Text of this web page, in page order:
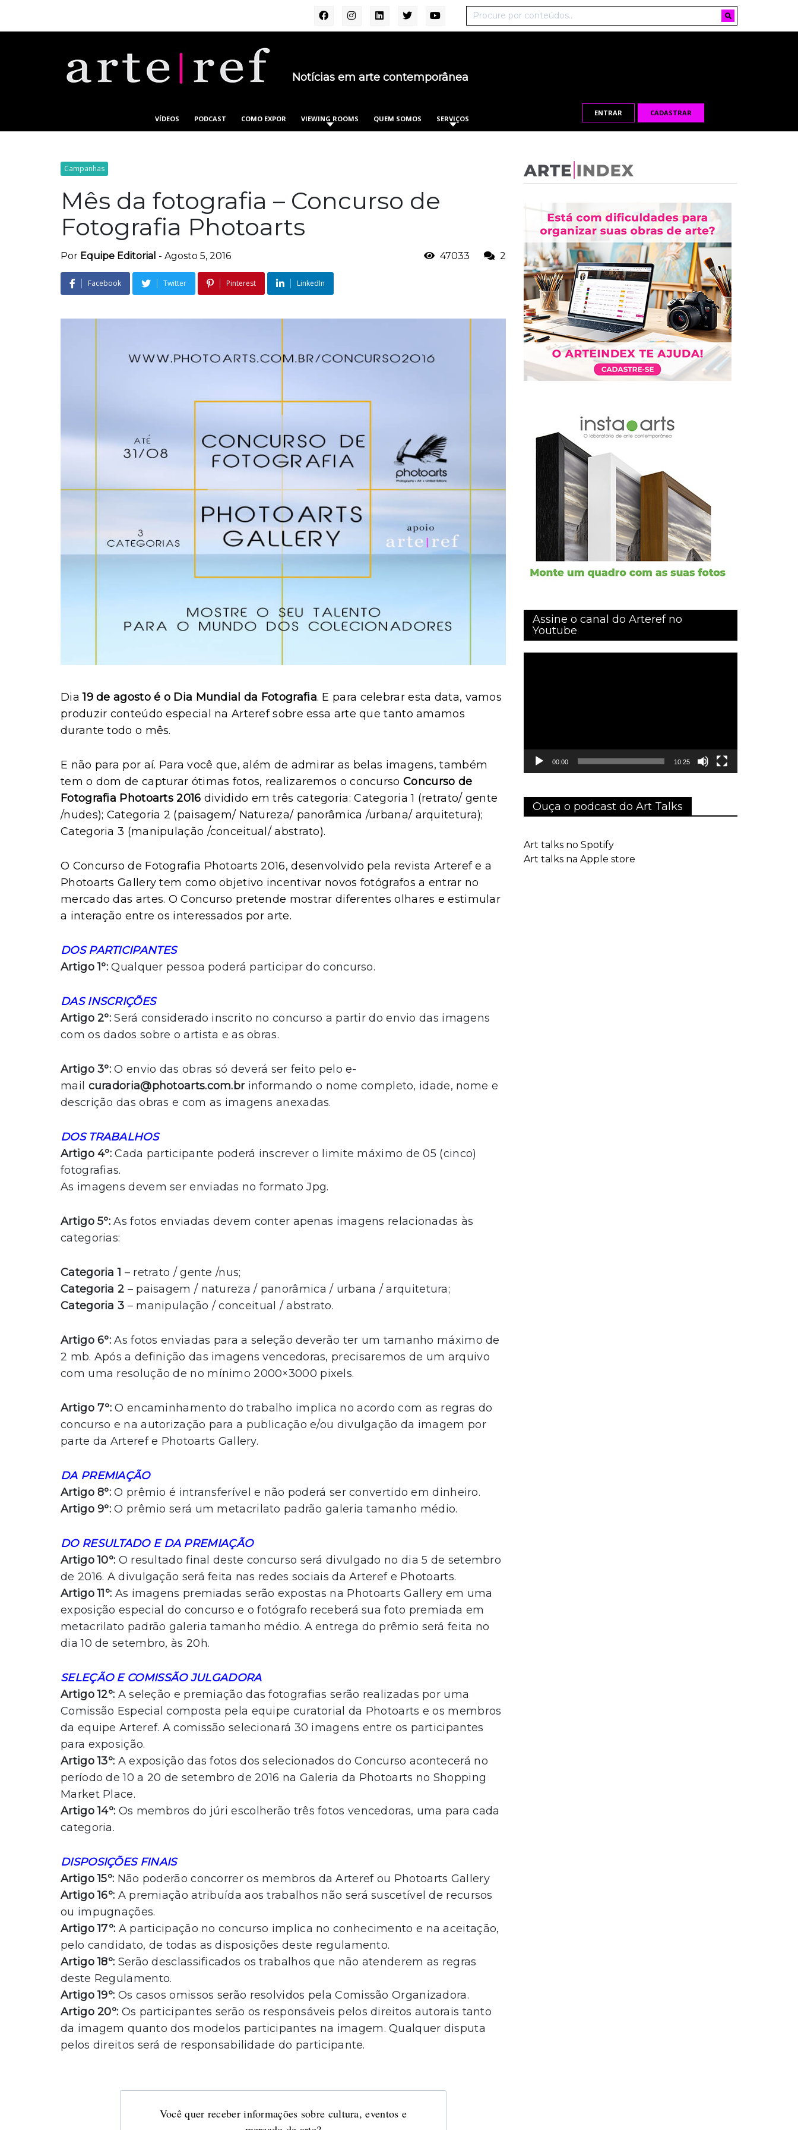
Notícias em arte contemporânea
VÍDEOS PODCAST COMO EXPOR VIEWING ROOMS QUEM SOMOS SERVIÇOS
ENTRAR CADASTRAR
Campanhas
Mês da fotografia – Concurso de
Fotografia Photoarts
Por Equipe Editorial - Agosto 5, 2016 47033 2
Facebook Twitter Pinterest LinkedIn
Dia19 de agosto é o Dia Mundial da Fotografia. E para celebrar esta data, vamos
produzir conteúdo especial na Arteref sobre essa arte que tanto amamos
durante todo o mês.
E não para por aí. Para você que, além de admirar as belas imagens, também
tem o dom de capturar ótimas fotos, realizaremos o concurso Concurso de
Fotografia Photoarts 2016 dividido em três categoria: Categoria 1 (retrato/ gente
/nudes); Categoria 2 (paisagem/ Natureza/ panorâmica /urbana/ arquitetura);
Categoria 3 (manipulação /conceitual/ abstrato).
O Concurso de Fotografia Photoarts 2016, desenvolvido pela revista Arteref e a
Photoarts Gallery tem como objetivo incentivar novos fotógrafos a entrar no
mercado das artes. O Concurso pretende mostrar diferentes olhares e estimular
a interação entre os interessados por arte.
DOS PARTICIPANTES
Artigo 1º: Qualquer pessoa poderá participar do concurso.
DAS INSCRIÇÕES
Artigo 2º: Será considerado inscrito no concurso a partir do envio das imagens
com os dados sobre o artista e as obras.
Artigo 3º: O envio das obras só deverá ser feito pelo e-
mail curadoria@photoarts.com.brinformando o nome completo, idade, nome e
descrição das obras e com as imagens anexadas.
DOS TRABALHOS
Artigo 4º: Cada participante poderá inscrever o limite máximo de 05 (cinco)
fotografias.
As imagens devem ser enviadas no formato Jpg.
Artigo 5º: As fotos enviadas devem conter apenas imagens relacionadas às
categorias:
Categoria 1 – retrato / gente /nus;
Categoria 2 – paisagem / natureza / panorâmica / urbana / arquitetura;
Categoria 3 – manipulação / conceitual / abstrato.
Artigo 6º: As fotos enviadas para a seleção deverão ter um tamanho máximo de
2 mb. Após a definição das imagens vencedoras, precisaremos de um arquivo
com uma resolução de no mínimo 2000×3000 pixels.
Artigo 7º: O encaminhamento do trabalho implica no acordo com as regras do
concurso e na autorização para a publicação e/ou divulgação da imagem por
parte da Arteref e Photoarts Gallery.
DA PREMIAÇÃO
Artigo 8º: O prêmio é intransferível e não poderá ser convertido em dinheiro.
Artigo 9º: O prêmio será um metacrilato padrão galeria tamanho médio.
DO RESULTADO E DA PREMIAÇÃO
Artigo 10º: O resultado final deste concurso será divulgado no dia 5 de setembro
de 2016. A divulgação será feita nas redes sociais da Arteref e Photoarts.
Artigo 11º: As imagens premiadas serão expostas na Photoarts Gallery em uma
exposição especial do concurso e o fotógrafo receberá sua foto premiada em
metacrilato padrão galeria tamanho médio. A entrega do prêmio será feita no
dia 10 de setembro, às 20h.
SELEÇÃO E COMISSÃO JULGADORA
Artigo 12º: A seleção e premiação das fotografias serão realizadas por uma
Comissão Especial composta pela equipe curatorial da Photoarts e os membros
da equipe Arteref. A comissão selecionará 30 imagens entre os participantes
para exposição.
Artigo 13º: A exposição das fotos dos selecionados do Concurso acontecerá no
período de 10 a 20 de setembro de 2016 na Galeria da Photoarts no Shopping
Market Place.
Artigo 14º: Os membros do júri escolherão três fotos vencedoras, uma para cada
categoria.
DISPOSIÇÕES FINAIS
Artigo 15º: Não poderão concorrer os membros da Arteref ou Photoarts Gallery
Artigo 16º: A premiação atribuída aos trabalhos não será suscetível de recursos
ou impugnações.
Artigo 17º: A participação no concurso implica no conhecimento e na aceitação,
pelo candidato, de todas as disposições deste regulamento.
Artigo 18º: Serão desclassificados os trabalhos que não atenderem as regras
deste Regulamento.
Artigo 19º: Os casos omissos serão resolvidos pela Comissão Organizadora.
Artigo 20º: Os participantes serão os responsáveis pelos direitos autorais tanto
da imagem quanto dos modelos participantes na imagem. Qualquer disputa
pelos direitos será de responsabilidade do participante.
Você quer receber informações sobre cultura, eventos e
Assine o canal do Arteref no
Youtube
00:00 10:25
Ouça o podcast do Art Talks
Art talks no Spotify
Art talks na Apple store